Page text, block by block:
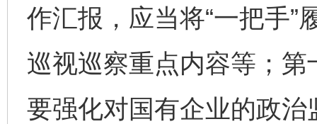
作汇报，应当将“一把手”
巡视巡察重点内容等；
要强化对国有企业的政